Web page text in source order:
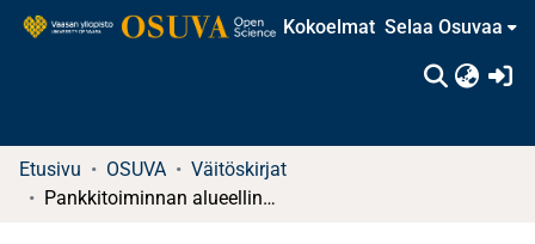
Kokoelmat Selaa Osuvaa
Etusivu OSUVA
Väitöskirjat
Pankkitoiminnan alueellinen kehityskaari Varsinais-Suomessa